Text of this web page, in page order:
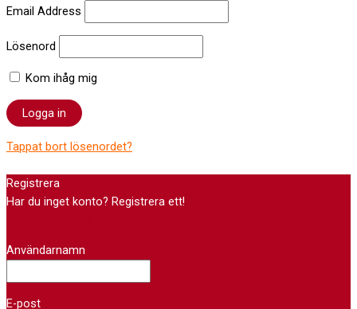
Email Address
Lösenord
Kom ihåg mig
Tappat bort lösenordet?
Registrera
Har du inget konto? Registrera ett!
Användarnamn
E-post